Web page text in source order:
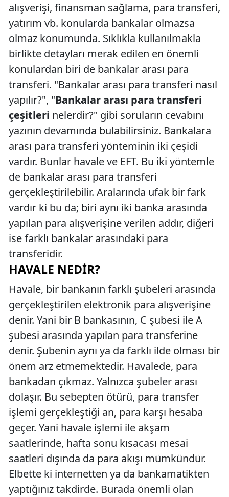
alışverişi, finansman sağlama, para transferi,
yatırım vb. konularda bankalar olmazsa
olmaz konumunda. Sıklıkla kullanılmakla
birlikte detayları merak edilen en önemli
konulardan biri de bankalar arası para
transferi. "Bankalar arası para transferi nasıl
yapılır?", "Bankalar arası para transferi
çeşitleri nelerdir?" gibi soruların cevabını
yazının devamında bulabilirsiniz. Bankalara
arası para transferi yönteminin iki çeşidi
vardır. Bunlar havale ve EFT. Bu iki yöntemle
de bankalar arası para transferi
gerçekleştirilebilir. Aralarında ufak bir fark
vardır ki bu da; biri aynı iki banka arasında
yapılan para alışverişine verilen addır, diğeri
ise farklı bankalar arasındaki para
transferidir.
HAVALE NEDIR?
Havale, bir bankanın farklı şubeleri arasında
gerçekleştirilen elektronik para alışverişine
denir. Yani bir B bankasının, C şubesi ile A
şubesi arasında yapılan para transferine
denir. Şubenin aynı ya da farklı ilde olması bir
önem arz etmemektedir. Havalede, para
bankadan çıkmaz. Yalnızca şubeler arası
dolaşır. Bu sebepten ötürü, para transfer
işlemi gerçekleştiği an, para karşı hesaba
geçer. Yani havale işlemi ile akşam
saatlerinde, hafta sonu kısacası mesai
saatleri dışında da para akışı mümkündür.
Elbette ki internetten ya da bankamatikten
yaptığınız takdirde. Burada önemli olan